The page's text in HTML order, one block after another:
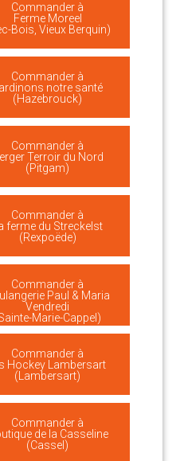
Commander à
Ferme Moreel
Bois, Vieux Berquin)
Commander à
notre santé
(Hazebrouck)
Commander à
Terroir du Nord
(Pitgam)
Commander à
ferme du Streckelst
(Rexpoëde)
Commander à
Paul & Maria
Vendredi
Marie-Cappel)
Commander à
Hockey Lambersart
(Lambersart)
Commander à
de la Casseline
(Cassel)